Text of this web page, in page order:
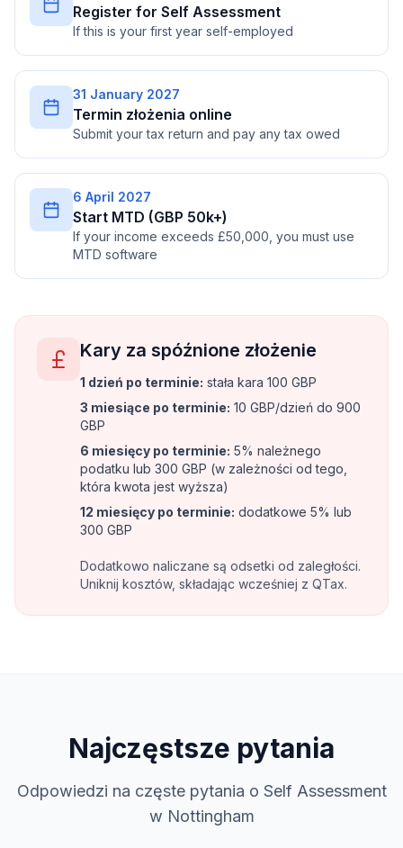
Register for Self Assessment
If this is your first year self-employed
31 January 2027
Termin złożenia online
Submit your tax return and pay any tax owed
6 April 2027
Start MTD (GBP 50k+)
If your income exceeds £50,000, you must use
MTD software
Kary za spóźnione złożenie
1 dzień po terminie: stała kara 100 GBP
3 miesiące po terminie: 10 GBP/dzień do 900
GBP
6 miesięcy po terminie: 5% należnego
podatku lub 300 GBP (w zależności od tego,
która kwota jest wyższa)
12 miesięcy po terminie: dodatkowe 5% lub
300 GBP
Dodatkowo naliczane są odsetki od zaległości.
Uniknij kosztów, składając wcześniej z QTax.
Najczęstsze pytania
Odpowiedzi na częste pytania o Self Assessment
w Nottingham